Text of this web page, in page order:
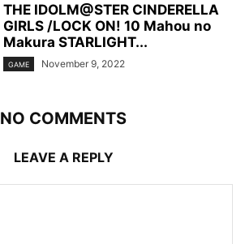
THE IDOLM@STER CINDERELLA
GIRLS /LOCK ON! 10 Mahou no
Makura STARLIGHT...
GAME November 9, 2022
NO COMMENTS
LEAVE A REPLY